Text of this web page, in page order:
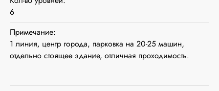
6
Примечание:
1 линия, центр города, парковка на 20-25 машин,
отдельно стоящее здание, отличная проходимость.